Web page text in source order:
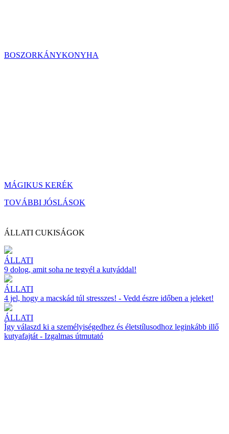
BOSZORKÁNYKONYHA
MÁGIKUS KERÉK
TOVÁBBI JÓSLÁSOK
ÁLLATI CUKISÁGOK
ÁLLATI
9 dolog, amit soha ne tegyél a kutyáddal!
ÁLLATI
4 jel, hogy a macskád túl stresszes! - Vedd észre időben a jeleket!
ÁLLATI
Így válaszd ki a személyiségedhez és életstílusodhoz leginkább illő
kutyafajtát - Izgalmas útmutató